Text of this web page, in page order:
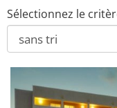
Sélectionnez le